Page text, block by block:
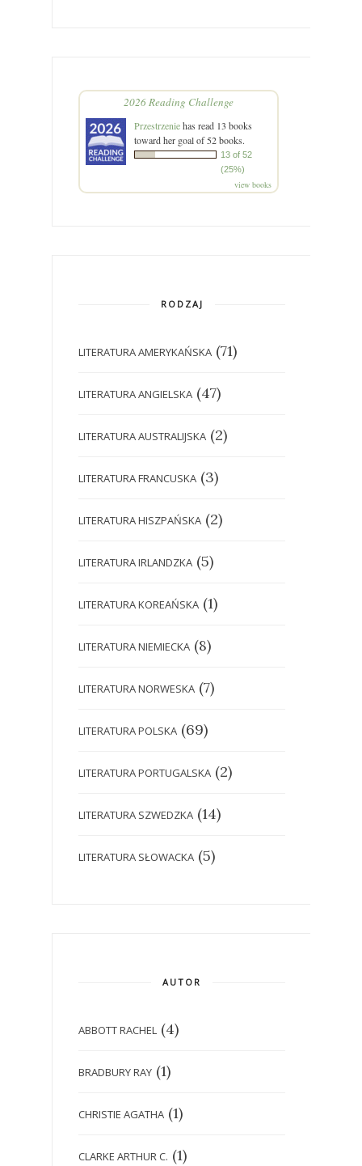
2026 Reading Challenge
Przestrzeniehas read 13 books
toward her goal of 52 books.
13 of 52
(25%)
view books
RODZAJ
LITERATURA AMERYKAŃSKA (71)
LITERATURA ANGIELSKA (47)
LITERATURA AUSTRALIJSKA (2)
LITERATURA FRANCUSKA (3)
LITERATURA HISZPAŃSKA (2)
LITERATURA IRLANDZKA (5)
LITERATURA KOREAŃSKA (1)
LITERATURA NIEMIECKA (8)
LITERATURA NORWESKA (7)
LITERATURA POLSKA (69)
LITERATURA PORTUGALSKA (2)
LITERATURA SZWEDZKA (14)
LITERATURA SŁOWACKA (5)
AUTOR
ABBOTT RACHEL (4)
BRADBURY RAY (1)
CHRISTIE AGATHA (1)
CLARKE ARTHUR C. (1)